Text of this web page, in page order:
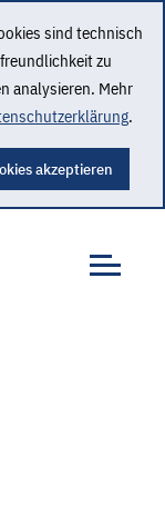
sind technisch
zu
analysieren. Mehr
.
akzeptieren